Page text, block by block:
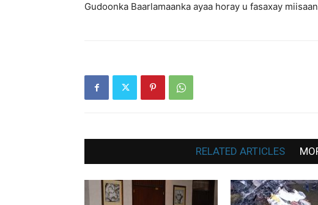
Gudoonka Baarlamaanka ayaa horay u fasaxay
RELATED ARTICLES